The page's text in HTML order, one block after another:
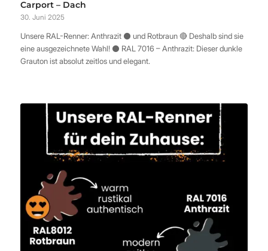
Carport – Dach
30. Juni 2025
Unsere RAL-Renner: Anthrazit ⚫️ und Rotbraun 🔴 Deshalb sind sie
eine ausgezeichnete Wahl! ⚫️ RAL 7016 – Anthrazit: Dieser dunkle
Grauton ist absolut zeitlos und elegant.